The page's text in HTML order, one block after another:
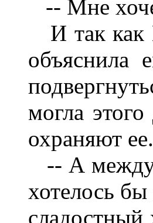
-- Мне
И так как
объяснила
могла
охраняют ее.
-- А между
хотелось
сладостный